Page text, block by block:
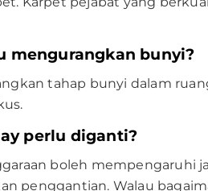
mengurangkan bunyi?
tahap bunyi dalam
perlu diganti?
boleh mempengaruhi
penggantian. Walau